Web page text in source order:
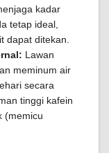
kadar
tetap ideal,
dapat ditekan.
Lawan
meminum air
secara
tinggi kafein
(memicu